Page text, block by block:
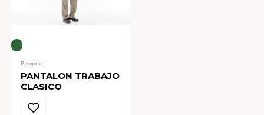
Pampero
PANTALON TRABAJO
CLASICO